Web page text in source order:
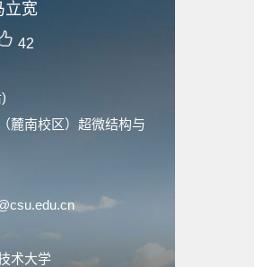
立宽
42
麓南校区）超微结构与
术大学